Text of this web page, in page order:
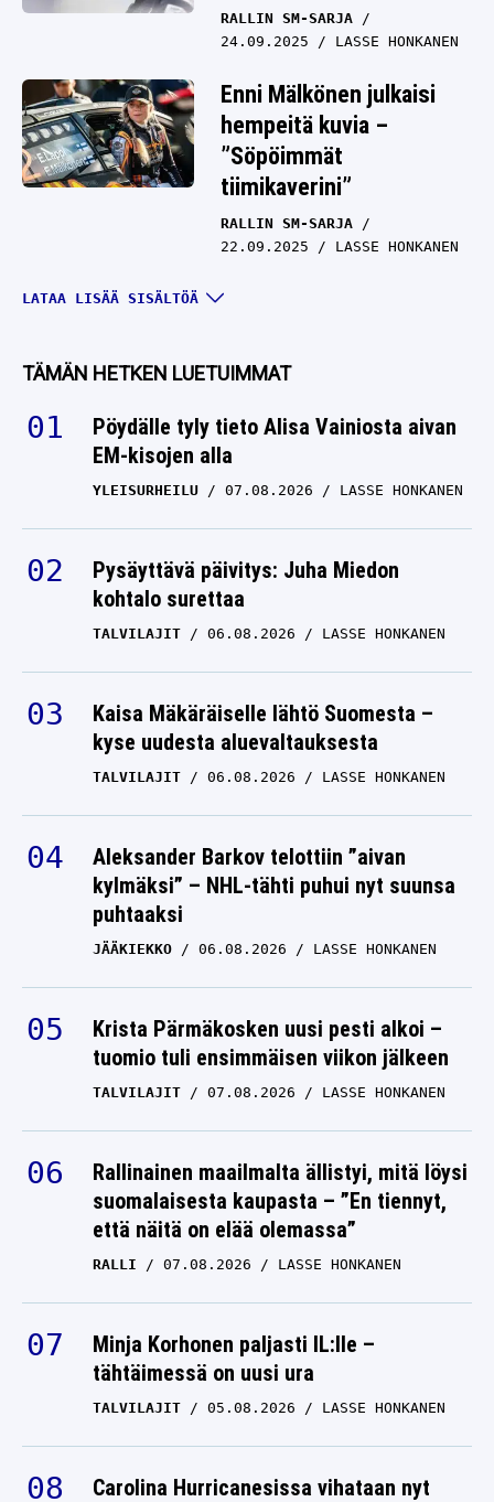
RALLIN SM-SARJA
24.09.2025
LASSE HONKANEN
Enni Mälkönen julkaisi
hempeitä kuvia –
”Söpöimmät
tiimikaverini”
RALLIN SM-SARJA
22.09.2025
LASSE HONKANEN
Hurjaa tykitystä:
kaasun pohjaan
21.09.2025
LASSE HONKANEN
Kauppinen joutui kovaan
kouluun – karu totuus
valkeni
RALLIN SM-SARJA
26.05.2025
LASSE HONKANEN
Enni Mälkönen poseerasi
rallimiehen kanssa –
”Tiedän täsmälleen,
missä haluan olla”
Esapekka Lappi tekee
rallitähti laukoi kovaa
20.05.2025
LASSE HONKANEN
LATAA LISÄÄ SISÄLTÖÄ
TÄMÄN HETKEN LUETUIMMAT
Pöydälle tyly tieto Alisa Vainiosta aivan
EM-kisojen alla
YLEISURHEILU 07.08.2026 LASSE HONKANEN
Pysäyttävä päivitys: Juha Miedon
kohtalo surettaa
TALVILAJIT 06.08.2026 LASSE HONKANEN
Kaisa Mäkäräiselle lähtö Suomesta –
kyse uudesta aluevaltauksesta
TALVILAJIT 06.08.2026 LASSE HONKANEN
Aleksander Barkov telottiin ”aivan
kylmäksi” – NHL-tähti puhui nyt suunsa
puhtaaksi
JÄÄKIEKKO 06.08.2026 LASSE HONKANEN
Krista Pärmäkosken uusi pesti alkoi –
tuomio tuli ensimmäisen viikon jälkeen
TALVILAJIT 07.08.2026 LASSE HONKANEN
Rallinainen maailmalta ällistyi, mitä löysi
suomalaisesta kaupasta – ”En tiennyt,
että näitä on elää olemassa”
RALLI 07.08.2026 LASSE HONKANEN
Minja Korhonen paljasti IL:lle –
tähtäimessä on uusi ura
TALVILAJIT 05.08.2026 LASSE HONKANEN
Carolina Hurricanesissa vihataan nyt